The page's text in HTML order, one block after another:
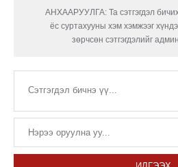
АНХААРУУЛГА: Та сэтгэгдэл
ёс суртахууны хэм хэмжээг
зөрчсөн сэтгэгдэлийг